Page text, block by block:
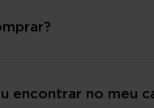
encontrar no meu